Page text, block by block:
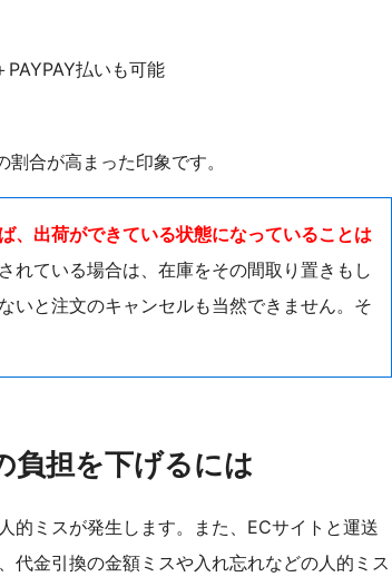
払いも可能
合が高まった印象です。
、出荷ができている状態になっていることは
れている場合は、在庫をその間取り置きもし
いと注文のキャンセルも当然できません。そ
負担を下げるには
的ミスが発生します。また、ECサイトと運送
代金引換の金額ミスや入れ忘れなどの人的ミス